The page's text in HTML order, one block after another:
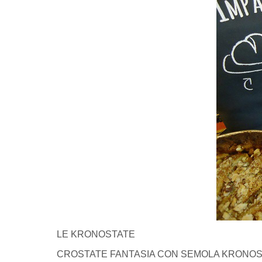
LE KRONOSTATE
CROSTATE FANTASIA CON SEMOLA KRONOS